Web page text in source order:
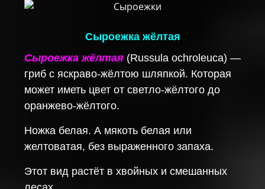
Сыроежка жёлтая
Сыроежка жёлтая (Russula ochroleuca) —
гриб с яскраво-жёлтою шляпкой. Которая
может иметь цвет от светло-жёлтого до
оранжево-жёлтого.
Ножка белая. А мякоть белая или
желтоватая, без выраженного запаха.
Этот вид растёт в хвойных и смешанных